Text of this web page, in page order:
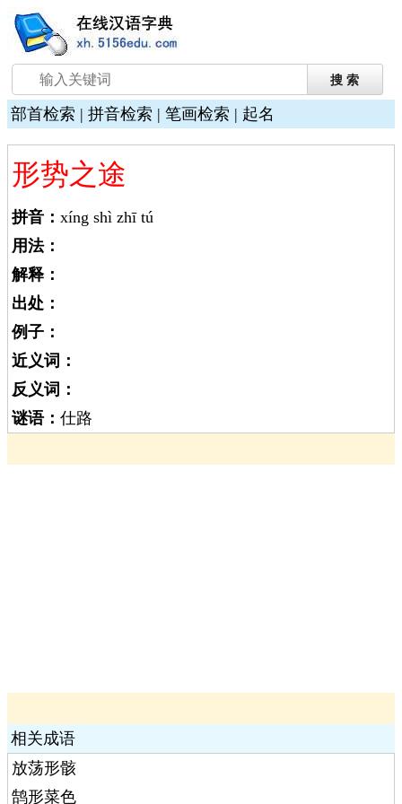
部首检索 | 拼音检索 | 笔画检索 | 起名
形势之途
拼音： xíng shì zhī tú
用法：
解释：
出处：
例子：
近义词：
反义词：
谜语： 仕路
相关成语
放荡形骸
鹄形菜色